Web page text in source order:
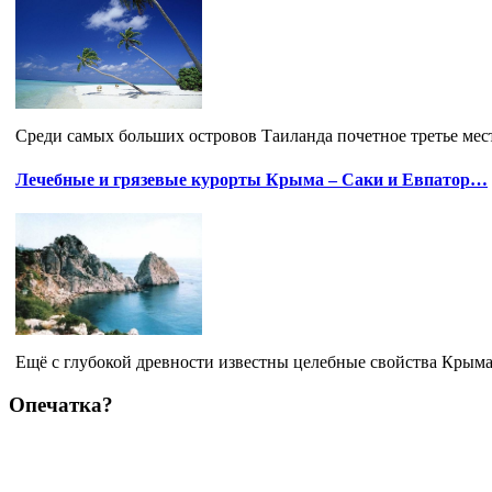
Среди самых больших островов Таиланда почетное третье
Лечебные и грязевые курорты Крыма – Саки и Евпатор…
Ещё с глубокой древности известны целебные свойства
Опечатка?